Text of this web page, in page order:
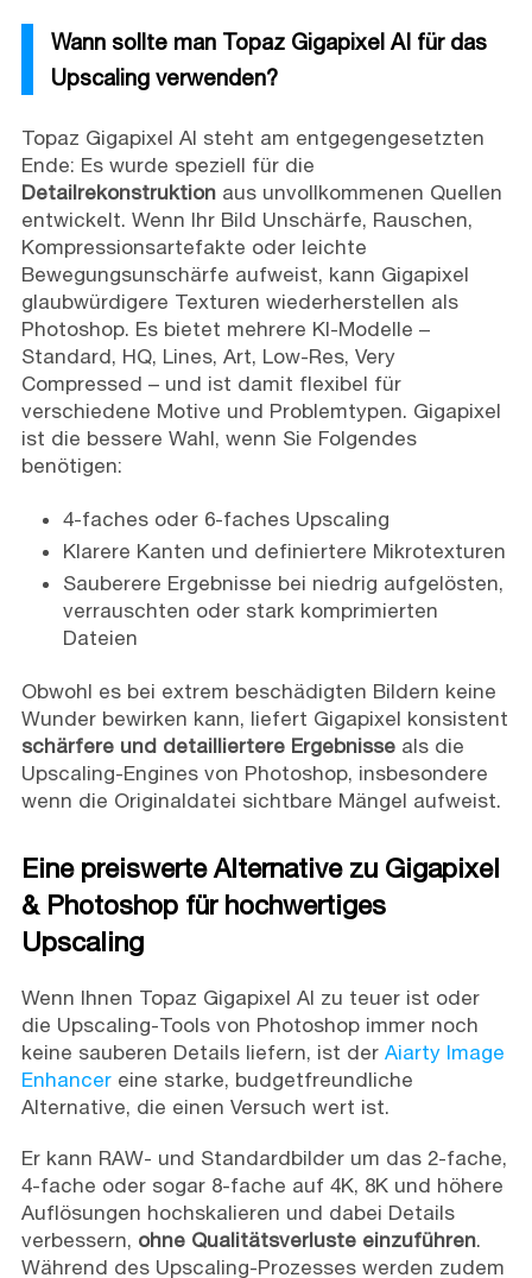
Wann sollte man Topaz Gigapixel AI für das
Upscaling verwenden?
Topaz Gigapixel AI steht am entgegengesetzten
Ende: Es wurde speziell für die
Detailrekonstruktionaus unvollkommenen Quellen
entwickelt. Wenn Ihr Bild Unschärfe, Rauschen,
Kompressionsartefakte oder leichte
Bewegungsunschärfe aufweist, kann Gigapixel
glaubwürdigere Texturen wiederherstellen als
Photoshop. Es bietet mehrere KI-Modelle –
Standard, HQ, Lines, Art, Low-Res, Very
Compressed – und ist damit flexibel für
verschiedene Motive und Problemtypen. Gigapixel
ist die bessere Wahl, wenn Sie Folgendes
benötigen:
4-faches oder 6-faches Upscaling
Klarere Kanten und definiertere Mikrotexturen
Sauberere Ergebnisse bei niedrig aufgelösten,
verrauschten oder stark komprimierten
Dateien
Obwohl es bei extrem beschädigten Bildern keine
Wunder bewirken kann, liefert Gigapixel konsistent
schärfere und detailliertere Ergebnisseals die
Upscaling-Engines von Photoshop, insbesondere
wenn die Originaldatei sichtbare Mängel aufweist.
Eine preiswerte Alternative zu Gigapixel
& Photoshop für hochwertiges
Upscaling
Wenn Ihnen Topaz Gigapixel AI zu teuer ist oder
die Upscaling-Tools von Photoshop immer noch
keine sauberen Details liefern, ist der Aiarty Image
Enhancereine starke, budgetfreundliche
Alternative, die einen Versuch wert ist.
Er kann RAW- und Standardbilder um das 2-fache,
4-fache oder sogar 8-fache auf 4K, 8K und höhere
Auflösungen hochskalieren und dabei Details
verbessern, ohne Qualitätsverluste einzuführen.
Während des Upscaling-Prozesses werden zudem